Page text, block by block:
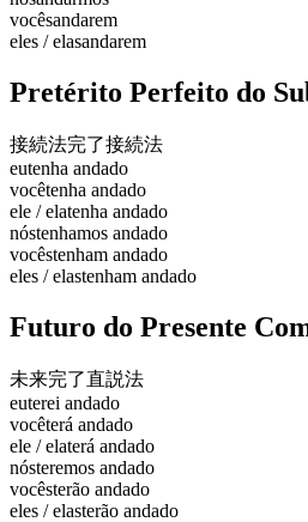
vocêsandarem
eles / elasandarem
Pretérito Perfeito do
接続法完了接続法
eutenha andado
vocêtenha andado
ele / elatenha andado
nóstenhamos andado
vocêstenham andado
eles / elastenham andado
Futuro do Presente
未来完了直説法
euterei andado
vocêterá andado
ele / elaterá andado
nósteremos andado
vocêsterão andado
eles / elasterão andado